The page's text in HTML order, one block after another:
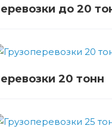
до 20
20 тонн